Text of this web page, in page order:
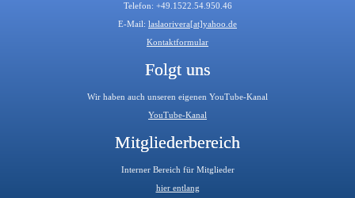
Telefon: +49.1522.54.950.46
E-Mail: laslaorivera[at]yahoo.de
Kontaktformular
Folgt uns
Wir haben auch unseren eigenen YouTube-Kanal
YouTube-Kanal
Mitgliederbereich
Interner Bereich für Mitglieder
hier entlang